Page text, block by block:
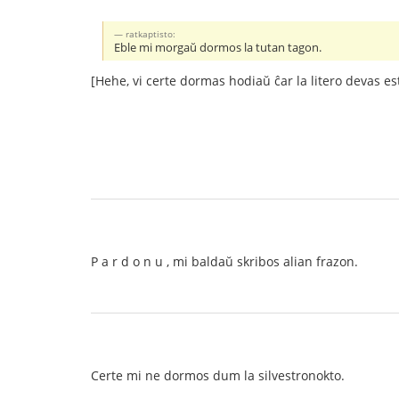
ratkaptisto:
Eble mi morgaŭ dormos la tutan tagon.
[Hehe, vi certe dormas hodiaŭ ĉar la litero devas
P a r d o n u , mi baldaŭ skribos alian frazon.
Certe mi ne dormos dum la silvestronokto.